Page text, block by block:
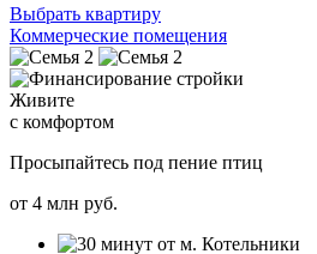
Выбрать квартиру
Коммерческие помещения
Живите
с комфортом
Просыпайтесь под пение птиц
от 4 млн руб.